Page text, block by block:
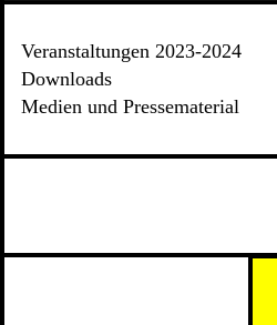
Veranstaltungen 2023-2024
Downloads
Medien und Pressematerial